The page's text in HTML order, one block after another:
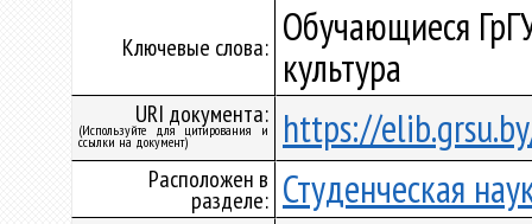
Ключевые слова: Обучающиеся
культура
URI документа:
(Используйте для цитирования и
ссылки на документ) https://
Расположен в
разделе: Студенческая